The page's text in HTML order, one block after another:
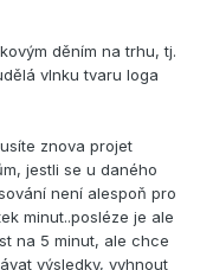
děním na trhu, tj.
vlnku tvaru loga
znova projet
jestli se u daného
není alespoň pro
minut..posléze je ale
na 5 minut, ale chce
výsledky, vyhnout